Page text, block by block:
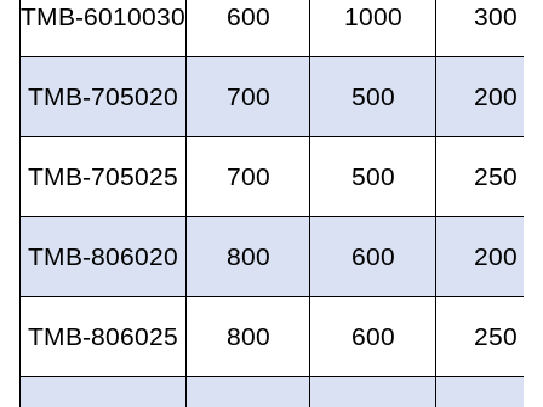
TMB-6010030 600 1000 300
TMB-705020 700 500 200
TMB-705025 700 500 250
TMB-806020 800 600 200
TMB-806025 800 600 250